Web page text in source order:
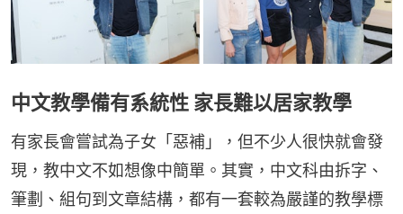
中文教學備有系統性 家長難以居家教學
有家長會嘗試為子女「惡補」，但不少人很快就會發
現，教中文不如想像中簡單。其實，中文科由拆字、
筆劃、組句到文章結構，都有一套較為嚴謹的教學標